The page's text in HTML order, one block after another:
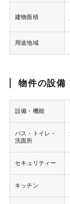
建物面積
用途地域
物件の設備
設備・機能
バス・トイレ・
洗面所
セキュリティー
キッチン